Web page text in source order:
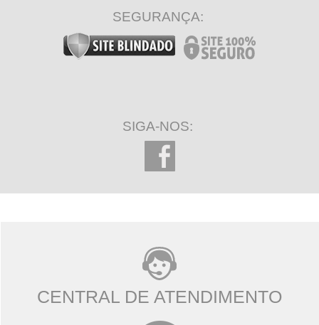
SEGURANÇA:
SIGA-NOS:
CENTRAL DE ATENDIMENTO